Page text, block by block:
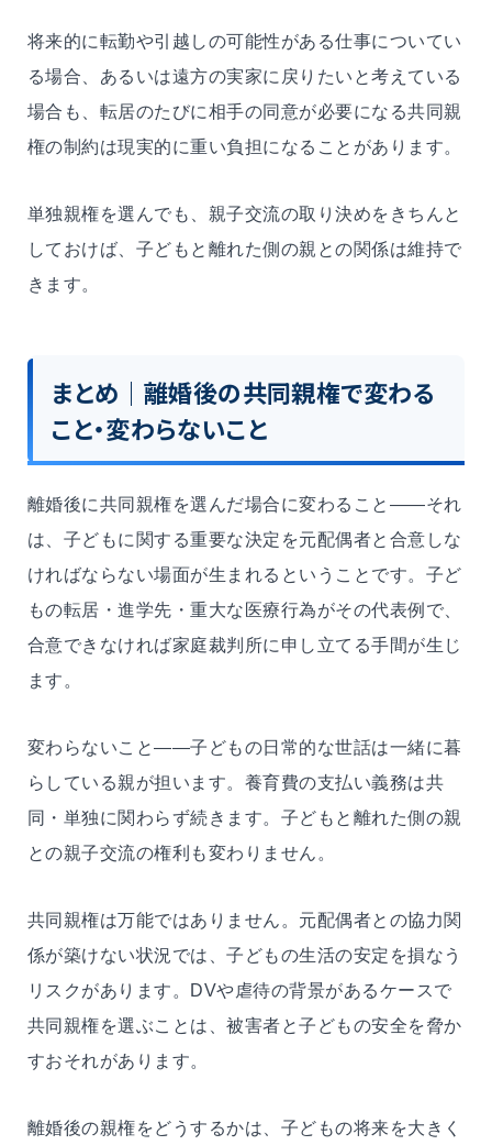
将来的に転勤や引越しの可能性がある仕事についてい
る場合、あるいは遠方の実家に戻りたいと考えている
場合も、転居のたびに相手の同意が必要になる共同親
権の制約は現実的に重い負担になることがあります。
単独親権を選んでも、親子交流の取り決めをきちんと
しておけば、子どもと離れた側の親との関係は維持で
きます。
まとめ｜離婚後の共同親権で変わる
こと・変わらないこと
離婚後に共同親権を選んだ場合に変わること——それ
は、子どもに関する重要な決定を元配偶者と合意しな
ければならない場面が生まれるということです。子ど
もの転居・進学先・重大な医療行為がその代表例で、
合意できなければ家庭裁判所に申し立てる手間が生じ
ます。
変わらないこと——子どもの日常的な世話は一緒に暮
らしている親が担います。養育費の支払い義務は共
同・単独に関わらず続きます。子どもと離れた側の親
との親子交流の権利も変わりません。
共同親権は万能ではありません。元配偶者との協力関
係が築けない状況では、子どもの生活の安定を損なう
リスクがあります。DVや虐待の背景があるケースで
共同親権を選ぶことは、被害者と子どもの安全を脅か
すおそれがあります。
離婚後の親権をどうするかは、子どもの将来を大きく